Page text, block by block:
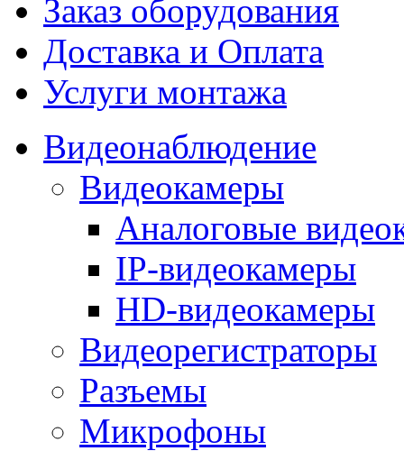
Заказ оборудования
Доставка и Оплата
Услуги монтажа
Видеонаблюдение
Видеокамеры
Аналоговые
IP-видеокамеры
HD-видеокамеры
Видеорегистраторы
Разъемы
Микрофоны